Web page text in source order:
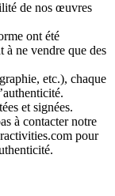
de nos œuvres
ont été
à ne vendre que des
etc.), chaque
et signées.
à contacter notre
pour